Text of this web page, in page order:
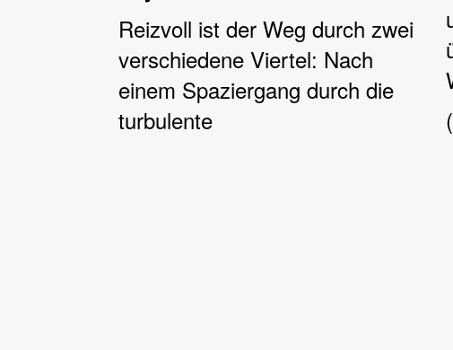
Reizvoll ist der Weg durch zwei
verschiedene Viertel: Nach
einem Spaziergang durch die
turbulente